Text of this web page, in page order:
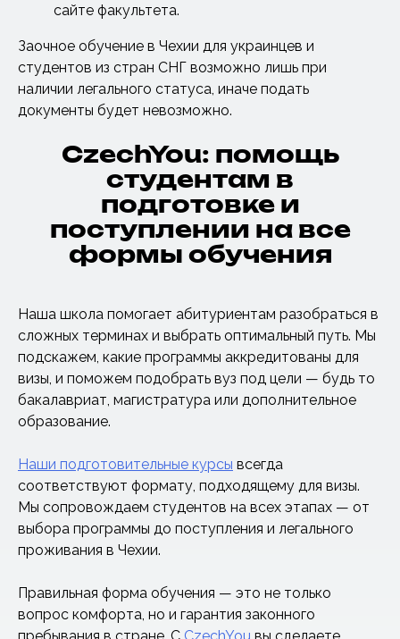
сайте факультета.
Заочное обучение в Чехии для украинцев и
студентов из стран СНГ возможно лишь при
наличии легального статуса, иначе подать
документы будет невозможно.
CzechYou: помощь
студентам в
подготовке и
поступлении на все
формы обучения
Наша школа помогает абитуриентам разобраться в
сложных терминах и выбрать оптимальный путь. Мы
подскажем, какие программы аккредитованы для
визы, и поможем подобрать вуз под цели — будь то
бакалавриат, магистратура или дополнительное
образование.
Наши подготовительные курсы всегда
соответствуют формату, подходящему для визы.
Мы сопровождаем студентов на всех этапах — от
выбора программы до поступления и легального
проживания в Чехии.
Правильная форма обучения — это не только
вопрос комфорта, но и гарантия законного